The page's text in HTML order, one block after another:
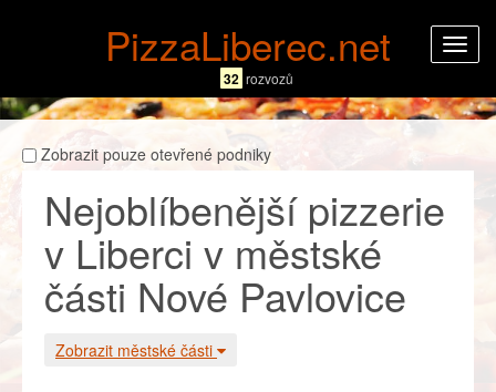
PizzaLiberec.net
32 rozvozů
Zobrazit pouze otevřené podniky
Nejoblíbenější pizzerie
v Liberci v městské
části Nové Pavlovice
Zobrazit městské části